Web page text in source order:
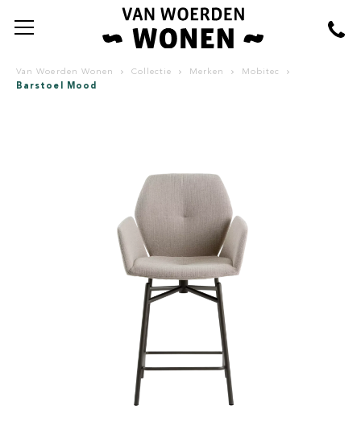
Van Woerden Wonen Collectie Merken Mobitec
Barstoel Mood